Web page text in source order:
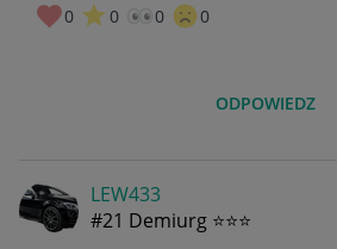
0 0 0 0
ODPOWIEDZ
LEW433
#21 Demiurg ⭐⭐⭐